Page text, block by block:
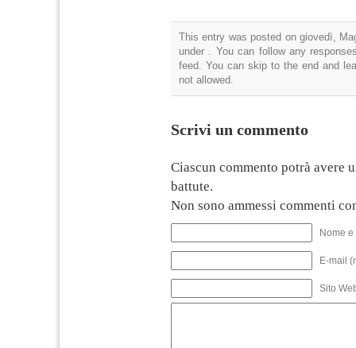
This entry was posted on giovedì,
under . You can follow any
feed. You can skip to the end and
not allowed.
Scrivi un commento
Ciascun commento potrà avere
battute.
Non sono ammessi commenti
Nome
E-mail
Sito